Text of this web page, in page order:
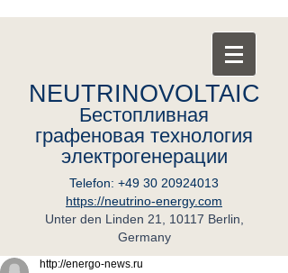
NEUTRINOVOLTAIC
Бестопливная
графеновая технология
электрогенерации
Telefon: +49 30 20924013
https://neutrino-energy.com
Unter den Linden 21, 10117 Berlin,
Germany
http://energo-news.ru